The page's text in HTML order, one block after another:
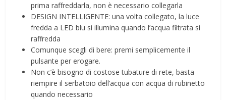
prima raffreddarla, non è necessario collegarla
DESIGN INTELLIGENTE: una volta collegato, la luce
fredda a LED blu si illumina quando l’acqua filtrata si
raffredda
Comunque scegli di bere: premi semplicemente il
pulsante per erogare.
Non c’è bisogno di costose tubature di rete, basta
riempire il serbatoio dell’acqua con acqua di rubinetto
quando necessario